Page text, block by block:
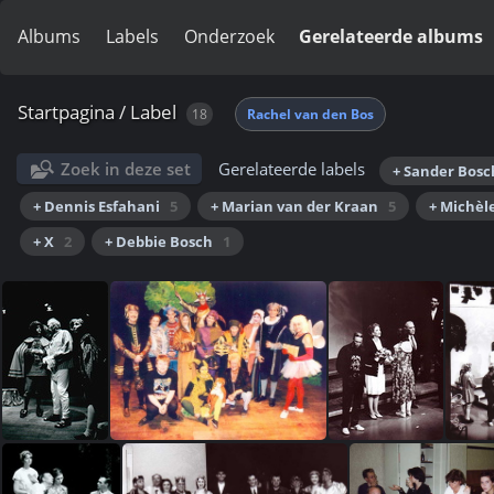
Albums Labels Onderzoek Gerelateerde albums
Startpagina / Label 18 Rachel van den Bos
Zoek in deze set Gerelateerde labels
+ Sander
+ Dennis Esfahani
5 + Marian van der Kraan 5
+
+ X 2 + Debbie Bosch 1